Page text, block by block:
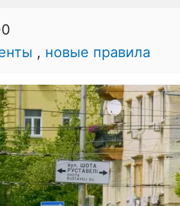
, новые правила